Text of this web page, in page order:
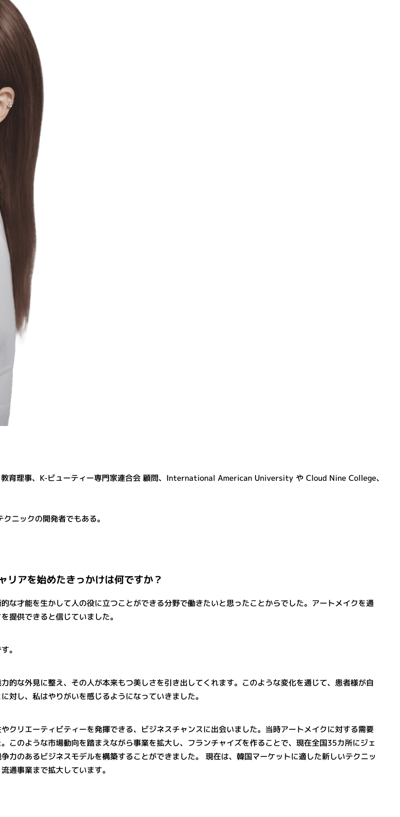
育理事、K-ビューティー専門家連合会 顧問、International American University や Cloud Nine College、
ニックの開発者でもある。
リアを始めたきっかけは何ですか？
な才能を生かして人の役に立つことができる分野で働きたいと思ったことからでした。アートメイクを通
提供できると信じていました。
。
的な外見に整え、その人が本来もつ美しさを引き出してくれます。このような変化を通じて、患者様が自
対し、私はやりがいを感じるようになっていきました。
クリエーティビティーを発揮できる、ビジネスチャンスに出会いました。当時アートメイクに対する需要
このような市場動向を踏まえながら事業を拡大し、フランチャイズを作ることで、現在全国35カ所にジェ
力のあるビジネスモデルを構築することができました。 現在は、韓国マーケットに適した新しいテクニッ
通事業まで拡大しています。